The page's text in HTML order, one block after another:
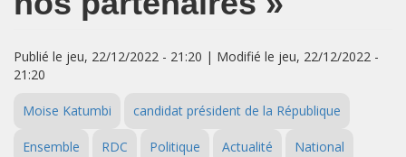
Publié le jeu, 22/12/2022 - 21:20 | Modifié le jeu, 22/12/2022 -
21:20
Moise Katumbi candidat président de la République
Ensemble RDC Politique Actualité National